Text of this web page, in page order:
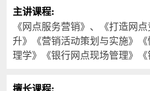
主讲课程:
《网点服务营销》、《打造网
升》《营销活动策划与实施》
理学》《银行网点现场管理》《
擅长课程: